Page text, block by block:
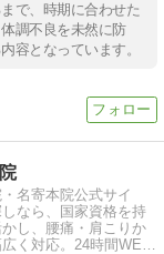
で、時期に合わせた
調不良を未然に防
容となっています。
名寄本院公式サイ
なら、国家資格を持
し、腰痛・肩こりか
く対応。24時間WEB